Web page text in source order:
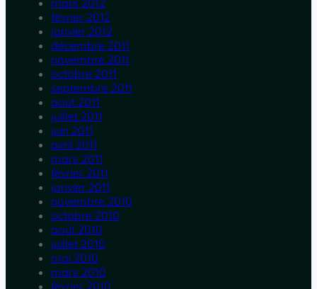
mars 2012
février 2012
janvier 2012
décembre 2011
novembre 2011
octobre 2011
septembre 2011
août 2011
juillet 2011
juin 2011
avril 2011
mars 2011
février 2011
janvier 2011
novembre 2010
octobre 2010
août 2010
juillet 2010
mai 2010
mars 2010
février 2010